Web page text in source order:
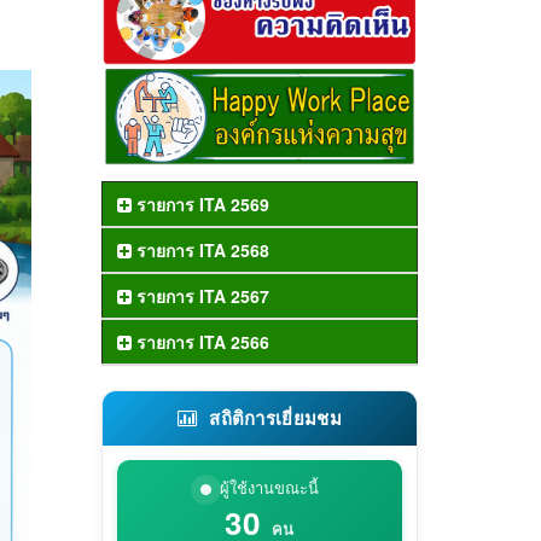
รายการ ITA 2569
รายการ ITA 2568
รายการ ITA 2567
รายการ ITA 2566
สถิติการเยี่ยมชม
ผู้ใช้งานขณะนี้
30 คน